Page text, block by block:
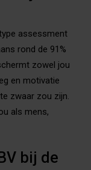
assessment
rond de 91%
zowel jou
en motivatie
zwaar zou zijn.
als mens,
bij de